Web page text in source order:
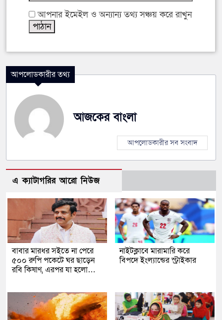
আপনার ইমেইল ও অন্যান্য তথ্য সঞ্চয় করে রাখুন
আপলোডকারীর তথ্য
আজকের বাংলা
আপলোডকারীর সব সংবাদ
এ ক্যাটাগরির আরো নিউজ
বাবার মারধর সইতে না পেরে
৫০০ রুপি পকেটে ঘর ছাড়েন
রবি কিষাণ, এরপর যা হলো…
নাইটক্লাবে মারামারি করে
বিপদে ইংল্যান্ডের স্ট্রাইকার